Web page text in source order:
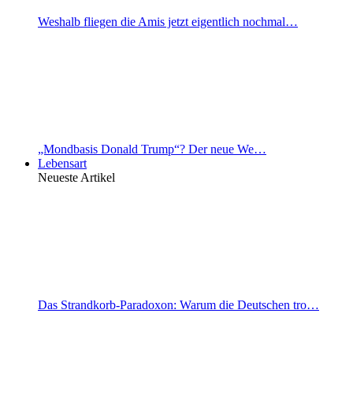
Weshalb fliegen die Amis jetzt eigentlich nochmal…
„Mondbasis Donald Trump“? Der neue We…
Lebensart
Neueste Artikel
Das Strandkorb-Paradoxon: Warum die Deutschen tro…